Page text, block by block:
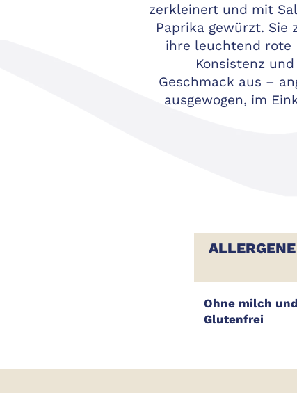
zerkleinert und mit
Paprika gewürzt. Sie
ihre leuchtend rote
Konsistenz
Geschmack aus –
ausgewogen, im
ALLERGENE
Ohne milch
Glutenfrei